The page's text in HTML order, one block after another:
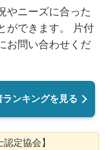
やニーズに合った
ができます。 片付
お問い合わせくだ
ンキングを見る
定協会】